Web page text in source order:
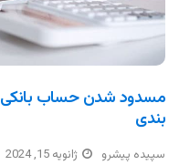
مسدود شدن حساب
بندی
سپیده پیشرو ژانویه 15, 2024